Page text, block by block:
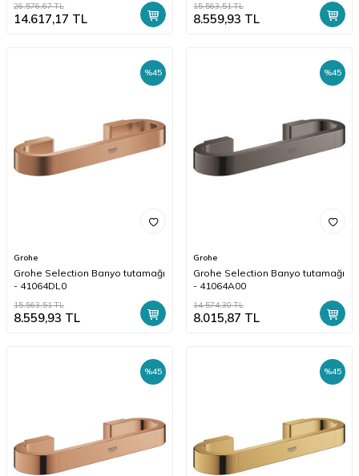
26.576,67TL
14.617,17 TL
15.563,51TL
8.559,93 TL
%45
Grohe
Grohe Selection Banyo tutamağı
- 41064DL0
15.563,51TL
8.559,93 TL
%45
Grohe
Grohe Selection Banyo tutamağı
- 41064A00
14.574,30TL
8.015,87 TL
%45 %45